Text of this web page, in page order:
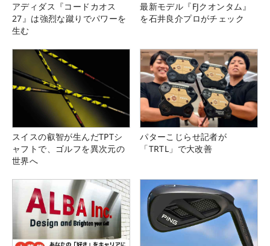
アディダス『コードカオス
27』は強烈な蹴りでパワーを
生む
最新モデル『FJクオンタム』
を石井良介プロがチェック
スイスの叡智が生んだTPTシ
ャフトで、ゴルフを異次元の
世界へ
パターこじらせ記者が
「TRTL」で大改善